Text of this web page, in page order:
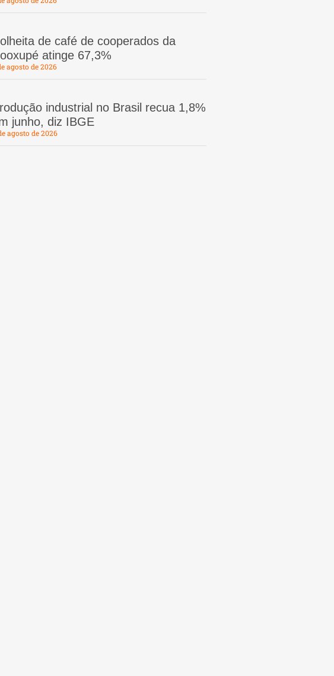
de café de cooperados da
atinge 67,3%
agosto de 2026
industrial no Brasil recua 1,8%
junho, diz IBGE
agosto de 2026